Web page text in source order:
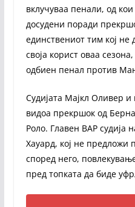
вклучуваа пенали, од
досудени поради
единствениот тим кој
своја корист оваа
одбиен пенал против
Судијата Мајкл Оливер
видоа прекршок од
Роло. Главен ВАР судија
Хауард, кој не предложи
според него,
пред топката да биде